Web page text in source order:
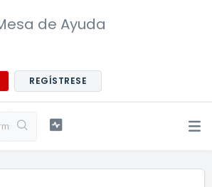
de Ayuda
REGÍSTRESE